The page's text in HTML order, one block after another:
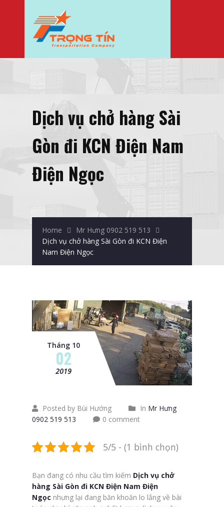
Dịch vụ chở hàng Sài
Gòn đi KCN Điện Nam
Điện Ngọc
Home
Mr Hưng 0902 519 513
Dịch vụ chở hàng Sài Gòn đi KCN Điện
Nam Điện Ngọc
Tháng 10
02
2019
Posted by Bùi Hướng In Mr Hưng
0902 519 513
0 comment
5/5 - (1 bình chọn)
Bạn đang có nhu cầu tìm kiếm Dịch vụ chở
hàng Sài Gòn đi KCN Điện Nam Điện
Ngọc nhưng lại đang băn khoăn lo lắng về bài